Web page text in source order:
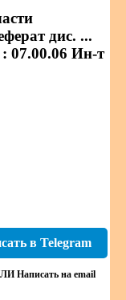
дис. ...
: 07.00.06 Ин-т
в Telegram
Написать на email